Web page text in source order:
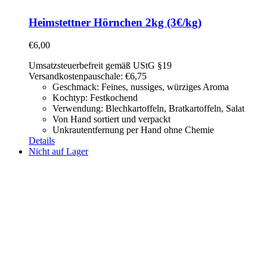
Heimstettner Hörnchen 2kg (3€/kg)
€6,00
Umsatzsteuerbefreit gemäß UStG §19
Versandkostenpauschale: €6,75
Geschmack: Feines, nussiges, würziges Aroma
Kochtyp: Festkochend
Verwendung: Blechkartoffeln, Bratkartoffeln, Salat
Von Hand sortiert und verpackt
Unkrautentfernung per Hand ohne Chemie
Details
Nicht auf Lager